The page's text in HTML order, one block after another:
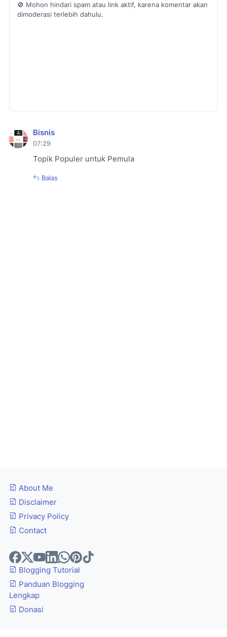
🚫 Mohon hindari spam atau link aktif, karena komentar akan
dimoderasi terlebih dahulu.
Bisnis
07:29
Topik Populer untuk Pemula
Balas
About Me
Disclaimer
Privacy Policy
Contact
Blogging Tutorial
Panduan Blogging
Lengkap
Donasi